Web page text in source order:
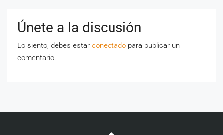
Únete a la discusión
Lo siento, debes estar conectado para publicar un
comentario.